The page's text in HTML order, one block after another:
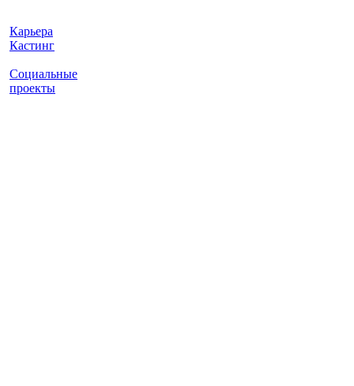
Карьера
Кастинг
Социальные
проекты